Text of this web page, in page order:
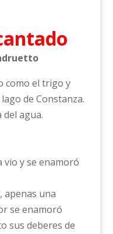
como el trigo y
de Constanza.
del agua.
vio y se enamoró
apenas una
se enamoró
sus deberes de